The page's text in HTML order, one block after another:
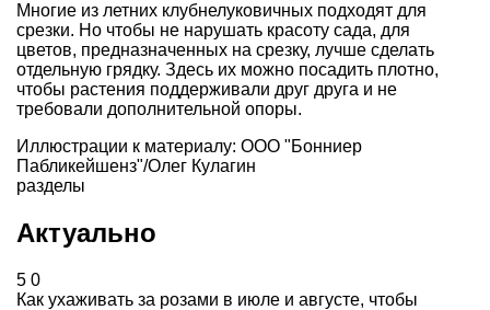
Многие из летних клубнелуковичных подходят для
срезки. Но чтобы не нарушать красоту сада, для
цветов, предназначенных на срезку, лучше сделать
отдельную грядку. Здесь их можно посадить плотно,
чтобы растения поддерживали друг друга и не
требовали дополнительной опоры.
Иллюстрации к материалу: ООО "Бонниер
Пабликейшенз"/Олег Кулагин
разделы
Актуально
5 0
Как ухаживать за розами в июле и августе, чтобы